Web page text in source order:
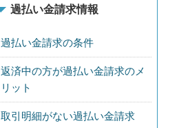
過払い金請求情報
過払い金請求の条件
返済中の方が過払い金請求のメ
リット
取引明細がない過払い金請求